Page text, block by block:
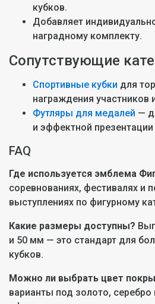
кубков.
Добавляет
наградному комплекту.
Сопутствующие
Спортивные кубки для
награждения участников
Футляры для медалей —
и эффектной
FAQ
Где используется эмблема
соревнованиях, фестивалях и
выступлениях по фигурному
Какие размеры доступны?
и 50 мм — это стандарт для
кубков.
Можно ли выбрать цвет
варианты под золото, серебро